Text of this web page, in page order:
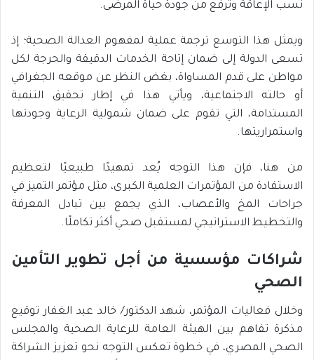
نسب الإعاقة وترفع من جودة حياة المرضى.
ويمثل هذا التوسع ترجمة عملية لمفهوم العدالة الصحية؛ إذ
تسعى الدولة إلى ضمان إتاحة الخدمات الدقيقة والحرجة لكل
مواطن على قدم المساواة، بغض النظر عن موقعه الجغرافي
أو حالته الاجتماعية، ويأتي هذا في إطار تحقيق التنمية
المستدامة، التي تقوم على ضمان شمولية الرعاية وجودتها
واستمراريتها.
من هنا، فإن هذا التوجه يُعد تمهيدًا طبيعيًا لتعظيم
الاستفادة من المؤتمرات العلمية الكبرى، مثل مؤتمر التميز في
جراحات المخ والأعصاب، الذي يجمع بين تبادل المعرفة
والتخطيط الاستراتيجي لمستقبل صحي أكثر تكاملًا.
شراكات مؤسسية من أجل تطوير التأمين
الصحي
وخلال فعاليات المؤتمر، شهد الدكتور/ خالد عبد الغفار توقيع
مذكرة تفاهم بين الهيئة العامة للرعاية الصحية والمجلس
الصحي المصري، في خطوة تعكس التوجه نحو تعزيز الشراكة